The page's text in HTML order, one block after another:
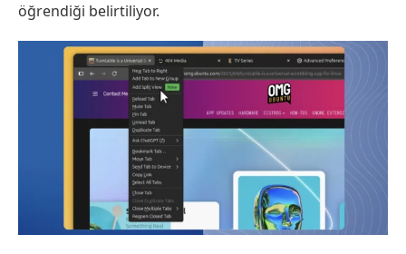
öğrendiği belirtiliyor.